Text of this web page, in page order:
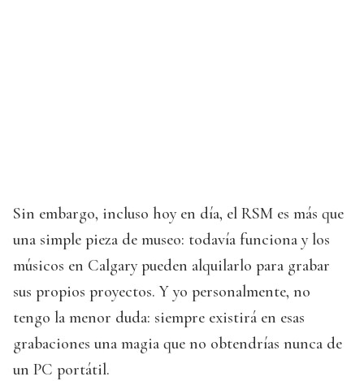
Sin embargo, incluso hoy en día, el RSM es más que
una simple pieza de museo: todavía funciona y los
músicos en Calgary pueden alquilarlo para grabar
sus propios proyectos. Y yo personalmente, no
tengo la menor duda: siempre existirá en esas
grabaciones una magia que no obtendrías nunca de
un PC portátil.